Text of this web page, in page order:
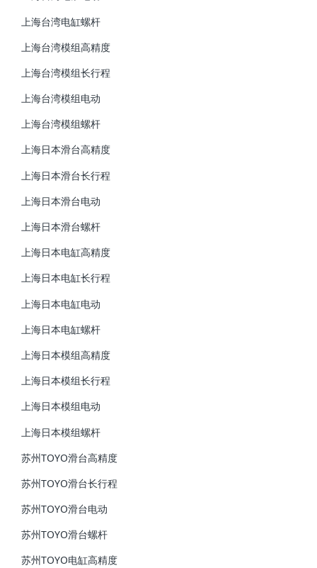
上海台湾电缸螺杆
上海台湾模组高精度
上海台湾模组长行程
上海台湾模组电动
上海台湾模组螺杆
上海日本滑台高精度
上海日本滑台长行程
上海日本滑台电动
上海日本滑台螺杆
上海日本电缸高精度
上海日本电缸长行程
上海日本电缸电动
上海日本电缸螺杆
上海日本模组高精度
上海日本模组长行程
上海日本模组电动
上海日本模组螺杆
苏州TOYO滑台高精度
苏州TOYO滑台长行程
苏州TOYO滑台电动
苏州TOYO滑台螺杆
苏州TOYO电缸高精度